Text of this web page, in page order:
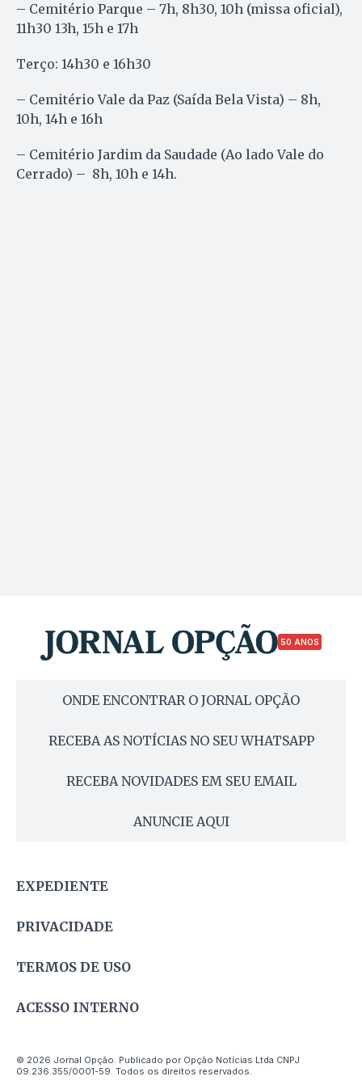
– Cemitério Parque – 7h, 8h30, 10h (missa oficial),
11h30 13h, 15h e 17h
Terço: 14h30 e 16h30
– Cemitério Vale da Paz (Saída Bela Vista) – 8h,
10h, 14h e 16h
– Cemitério Jardim da Saudade (Ao lado Vale do
Cerrado) – 8h, 10h e 14h.
50 ANOS
ONDE ENCONTRAR O JORNAL OPÇÃO
RECEBA AS NOTÍCIAS NO SEU WHATSAPP
RECEBA NOVIDADES EM SEU EMAIL
ANUNCIE AQUI
EXPEDIENTE
PRIVACIDADE
TERMOS DE USO
ACESSO INTERNO
© 2026 Jornal Opção. Publicado por Opção Notícias Ltda CNPJ
09.236.355/0001-59. Todos os direitos reservados.